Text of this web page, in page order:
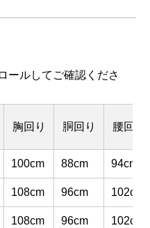
ールしてご確認くださ
胸回り 胴回り 腰回り
100cm 88cm 94cm
108cm 96cm 102cm
108cm 96cm 102cm